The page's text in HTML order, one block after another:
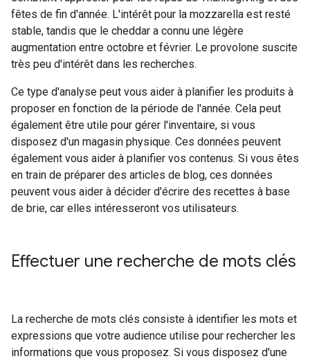
fêtes de fin d'année. L'intérêt pour la mozzarella est resté
stable, tandis que le cheddar a connu une légère
augmentation entre octobre et février. Le provolone suscite
très peu d'intérêt dans les recherches.
Ce type d'analyse peut vous aider à planifier les produits à
proposer en fonction de la période de l'année. Cela peut
également être utile pour gérer l'inventaire, si vous
disposez d'un magasin physique. Ces données peuvent
également vous aider à planifier vos contenus. Si vous êtes
en train de préparer des articles de blog, ces données
peuvent vous aider à décider d'écrire des recettes à base
de brie, car elles intéresseront vos utilisateurs.
Effectuer une recherche de mots clés
La recherche de mots clés consiste à identifier les mots et
expressions que votre audience utilise pour rechercher les
informations que vous proposez. Si vous disposez d'une